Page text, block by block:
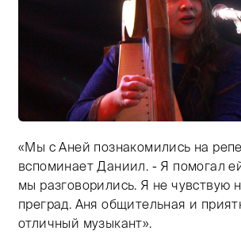
Тифлокомментарий: цветная
«Мы с Аней познакомились на
вспоминает Даниил. - Я помогал
мы разговорились. Я не чувствую
преград. Аня общительная и
отличный музыкант».